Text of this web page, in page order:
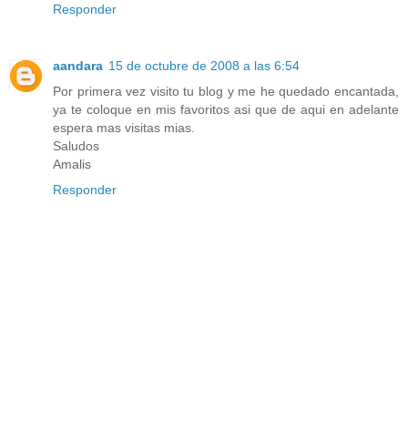
Responder
aandara 15 de octubre de 2008 a las 6:54
Por primera vez visito tu blog y me he quedado encantada,
ya te coloque en mis favoritos asi que de aqui en adelante
espera mas visitas mias.
Saludos
Amalis
Responder